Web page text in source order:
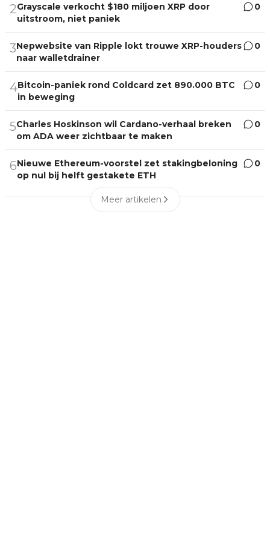
2Grayscale verkocht $180 miljoen XRP door
uitstroom, niet paniek
0
3Nepwebsite van Ripple lokt trouwe XRP-houders
naar walletdrainer
0
4Bitcoin-paniek rond Coldcard zet 890.000 BTC
in beweging
0
5Charles Hoskinson wil Cardano-verhaal breken
om ADA weer zichtbaar te maken
0
6Nieuwe Ethereum-voorstel zet stakingbeloning
op nul bij helft gestakete ETH
0
Meer artikelen